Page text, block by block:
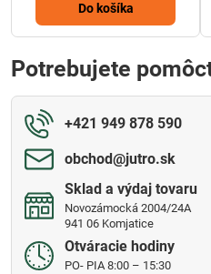
Do košíka
Potrebujete
+421 949 878 590
obchod​@jutro​.sk
Sklad a výdaj tovaru
Novozámocká 2004/24A
941 06 Komjatice
Otváracie hodiny
PO- PIA 8:00 – 15:30